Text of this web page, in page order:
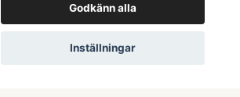
Godkänn alla
Inställningar